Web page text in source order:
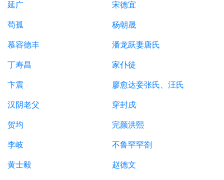
延广 宋德宜
苟孤 杨朝晟
慕容德丰 潘龙跃妻唐氏
丁寿昌 家仆徒
卞震 廖愈达妾张氏、汪氏
汉阴老父 穿封戌
贺均 完颜洪熙
李岐 不鲁罕罕劄
黄士毅 赵德文